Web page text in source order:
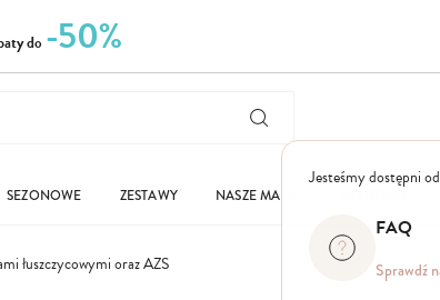
do -50%
Jesteśmy dostępni
FAQ
Sprawdź
SEZONOWE ZESTAWY NASZE MARKI
łuszczycowymi oraz AZS